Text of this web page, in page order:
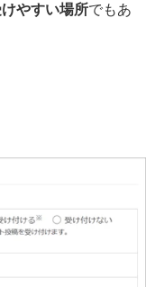
やすい場所でもあ